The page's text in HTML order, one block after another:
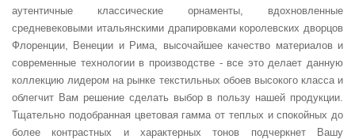
аутентичные классические орнаменты, вдохновленные
средневековыми итальянскими драпировками королевских дворцов
Флоренции, Венеции и Рима, высочайшее качество материалов и
современные технологии в производстве - все это делает данную
коллекцию лидером на рынке текстильных обоев высокого класса и
облегчит Вам решение сделать выбор в пользу нашей продукции.
Тщательно подобранная цветовая гамма от теплых и спокойных до
более контрастных и характерных тонов подчеркнет Вашу